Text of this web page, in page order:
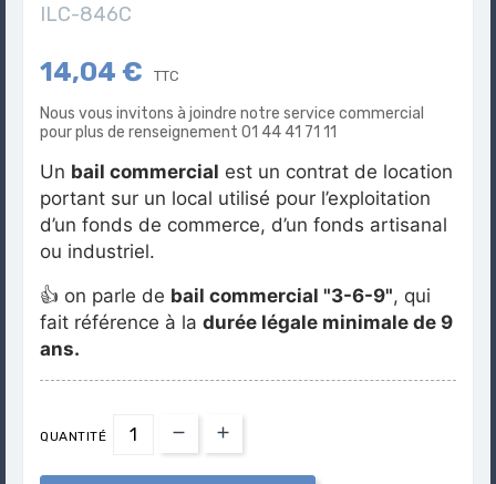
ILC-846C
14,04 € TTC
Nous vous invitons à joindre notre service commercial
pour plus de renseignement 01 44 41 71 11
Un bail commercial est un contrat de location
portant sur un local utilisé pour l’exploitation
d’un fonds de commerce, d’un fonds artisanal
ou industriel.
👍 on parle de bail commercial "3-6-9", qui
fait référence à la durée légale minimale de 9
ans.
QUANTITÉ